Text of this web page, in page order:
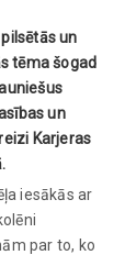
un
tēma šogad
un
Karjeras
iesākās ar
par to, ko